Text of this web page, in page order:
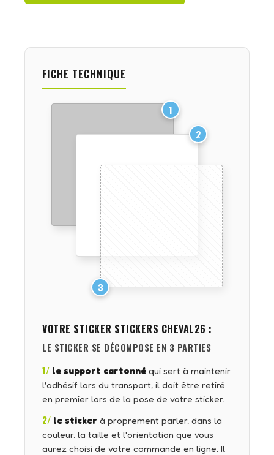
FICHE TECHNIQUE
1
2
3
VOTRE STICKER STICKERS CHEVAL26 :
LE STICKER SE DÉCOMPOSE EN 3 PARTIES
1/ le support cartonné qui sert à maintenir
l'adhésif lors du transport, il doit être retiré
en premier lors de la pose de votre sticker.
2/ le sticker à proprement parler, dans la
couleur, la taille et l'orientation que vous
aurez choisi de votre commande en ligne. Il